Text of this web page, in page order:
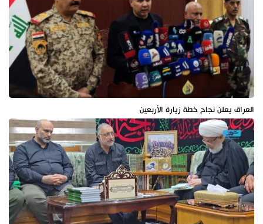
العراق يعلن نجاح خطة زيارة الأربعين